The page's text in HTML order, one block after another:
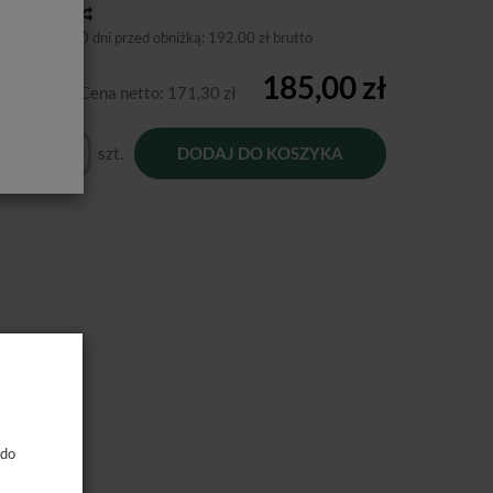
cena 30 dni przed obniżką: 192,00 zł brutto
Cena netto: 171,30 zł 185,00 zł
szt. DODAJ DO KOSZYKA